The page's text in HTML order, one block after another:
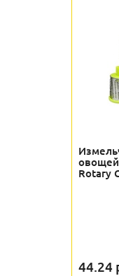
Rotary
44.24